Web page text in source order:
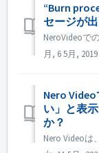
“Burn
セージが
月, 6 5月,
Nero
い」と表
か？